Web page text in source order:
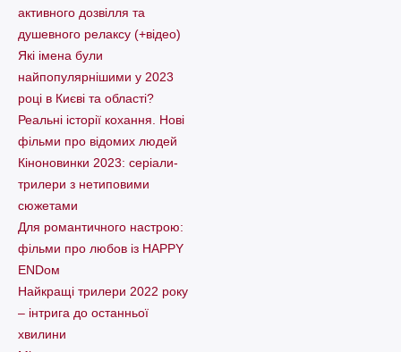
активного дозвілля та
душевного релаксу (+відео)
Які імена були
найпопулярнішими у 2023
році в Києві та області?
Реальні історії кохання. Нові
фільми про відомих людей
Кіноновинки 2023: серіали-
трилери з нетиповими
сюжетами
Для романтичного настрою:
фільми про любов із HAPPY
ENDом
Найкращі трилери 2022 року
– інтрига до останньої
хвилини